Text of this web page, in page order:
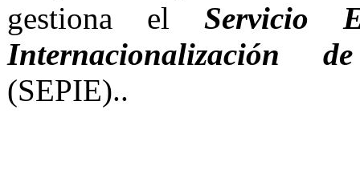
gestiona el Servicio
Internacionalización
(SEPIE)..